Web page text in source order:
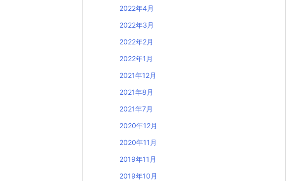
2022年4月
2022年3月
2022年2月
2022年1月
2021年12月
2021年8月
2021年7月
2020年12月
2020年11月
2019年11月
2019年10月